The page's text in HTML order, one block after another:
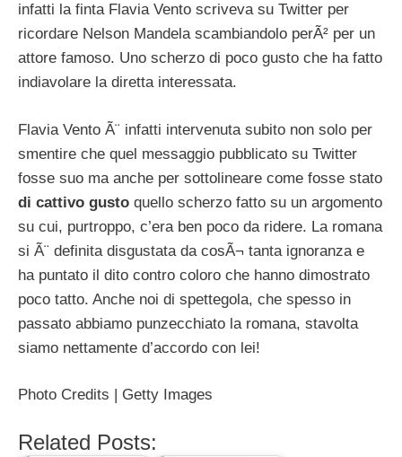
infatti la finta Flavia Vento scriveva su Twitter per
ricordare Nelson Mandela scambiandolo perÃ² per un
attore famoso. Uno scherzo di poco gusto che ha fatto
indiavolare la diretta interessata.
Flavia Vento Ã¨ infatti intervenuta subito non solo per
smentire che quel messaggio pubblicato su Twitter
fosse suo ma anche per sottolineare come fosse stato
di cattivo gusto quello scherzo fatto su un argomento
su cui, purtroppo, c’era ben poco da ridere. La romana
si Ã¨ definita disgustata da cosÃ¬ tanta ignoranza e
ha puntato il dito contro coloro che hanno dimostrato
poco tatto. Anche noi di spettegola, che spesso in
passato abbiamo punzecchiato la romana, stavolta
siamo nettamente d’accordo con lei!
Photo Credits | Getty Images
Related Posts: